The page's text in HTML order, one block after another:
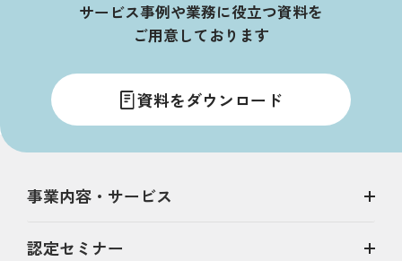
サービス事例や業務に役立つ資料を
ご用意しております
資料をダウンロード
事業内容・サービス
認定セミナー